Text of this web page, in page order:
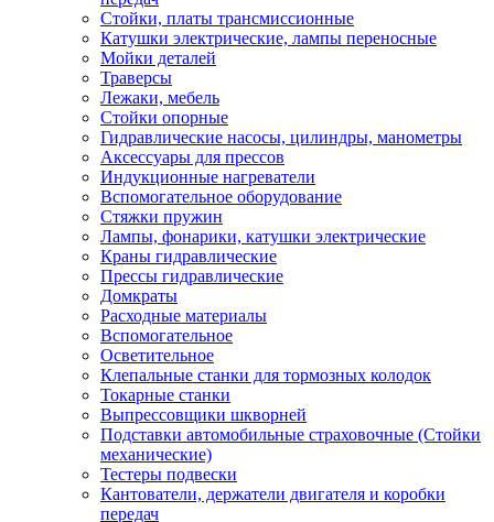
Стойки, платы трансмиссионные
Катушки электрические, лампы переносные
Мойки деталей
Траверсы
Лежаки, мебель
Стойки опорные
Гидравлические насосы, цилиндры, манометры
Аксессуары для прессов
Индукционные нагреватели
Вспомогательное оборудование
Стяжки пружин
Лампы, фонарики, катушки электрические
Краны гидравлические
Прессы гидравлические
Домкраты
Расходные материалы
Вспомогательное
Осветительное
Клепальные станки для тормозных колодок
Токарные станки
Выпрессовщики шкворней
Подставки автомобильные страховочные (Стойки
механические)
Тестеры подвески
Кантователи, держатели двигателя и коробки
передач